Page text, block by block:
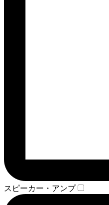
スピーカー・アンプ